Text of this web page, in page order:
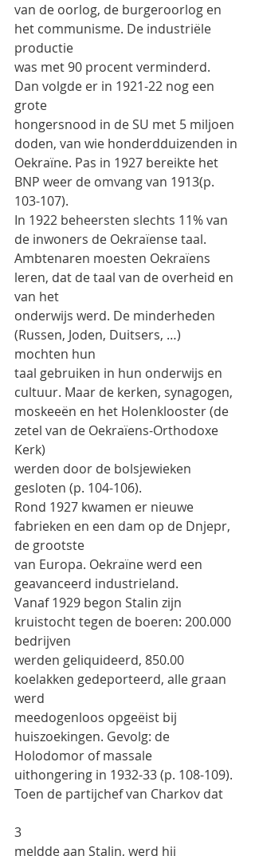
van de oorlog, de burgeroorlog en
het communisme. De industriële
productie
was met 90 procent verminderd.
Dan volgde er in 1921-22 nog een
grote
hongersnood in de SU met 5 miljoen
doden, van wie honderdduizenden in
Oekraïne. Pas in 1927 bereikte het
BNP weer de omvang van 1913(p.
103-107).
In 1922 beheersten slechts 11% van
de inwoners de Oekraïense taal.
Ambtenaren moesten Oekraïens
leren, dat de taal van de overheid en
van het
onderwijs werd. De minderheden
(Russen, Joden, Duitsers, …)
mochten hun
taal gebruiken in hun onderwijs en
cultuur. Maar de kerken, synagogen,
moskeeën en het Holenklooster (de
zetel van de Oekraïens-Orthodoxe
Kerk)
werden door de bolsjewieken
gesloten (p. 104-106).
Rond 1927 kwamen er nieuwe
fabrieken en een dam op de Dnjepr,
de grootste
van Europa. Oekraïne werd een
geavanceerd industrieland.
Vanaf 1929 begon Stalin zijn
kruistocht tegen de boeren: 200.000
bedrijven
werden geliquideerd, 850.00
koelakken gedeporteerd, alle graan
werd
meedogenloos opgeëist bij
huiszoekingen. Gevolg: de
Holodomor of massale
uithongering in 1932-33 (p. 108-109).
Toen de partijchef van Charkov dat
3
meldde aan Stalin, werd hij